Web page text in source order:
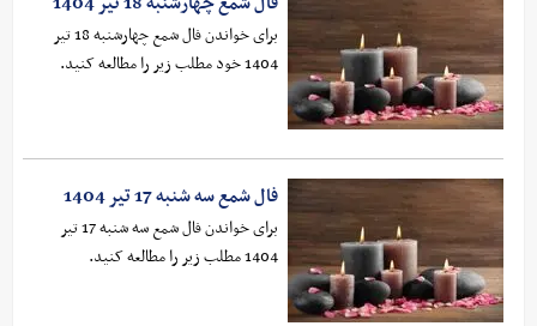
برای خواندن فال شمع چهارشنبه 18 تیر
1404 خود مطلب زیر را مطالعه کنید.
فال شمع سه شنبه 17 تیر 1404
برای خواندن فال شمع سه شنبه 17 تیر
1404 مطلب زیر را مطالعه کنید.